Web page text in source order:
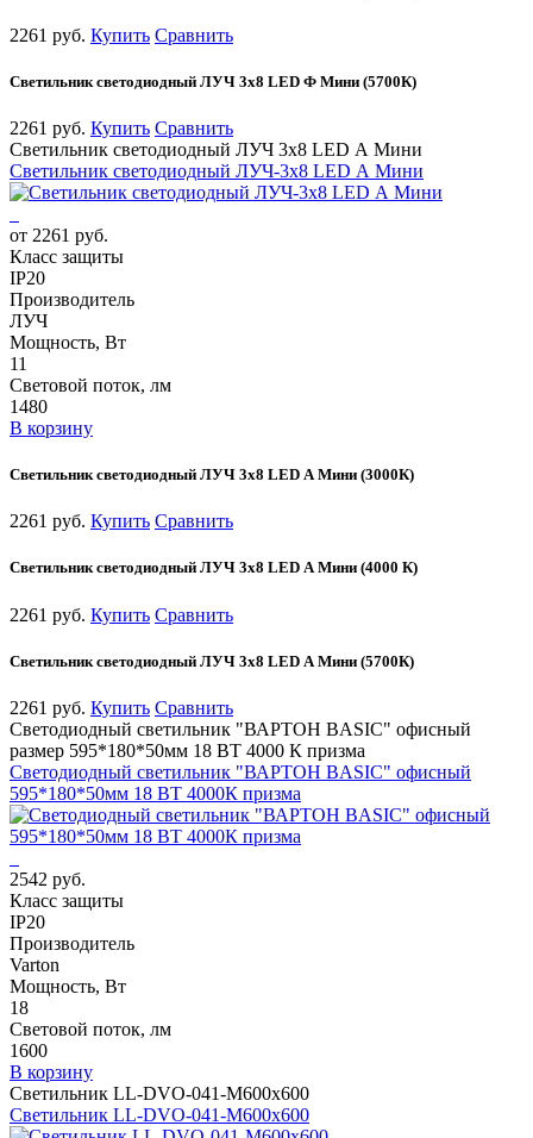
2261 руб. Купить Сравнить
Светильник светодиодный ЛУЧ 3х8 LED Ф Мини (5700К)
2261 руб. Купить Сравнить
Светильник светодиодный ЛУЧ 3х8 LED А Мини
Светильник светодиодный ЛУЧ-3х8 LED А Мини
от 2261 руб.
Класс защиты
IP20
Производитель
ЛУЧ
Мощность, Вт
11
Световой поток, лм
1480
В корзину
Светильник светодиодный ЛУЧ 3х8 LED А Мини (3000К)
2261 руб. Купить Сравнить
Светильник светодиодный ЛУЧ 3х8 LED А Мини (4000 К)
2261 руб. Купить Сравнить
Светильник светодиодный ЛУЧ 3х8 LED А Мини (5700К)
2261 руб. Купить Сравнить
Светодиодный светильник "ВАРТОН BASIC" офисный
размер 595*180*50мм 18 ВТ 4000 К призма
Светодиодный светильник "ВАРТОН BASIC" офисный
595*180*50мм 18 ВТ 4000К призма
2542 руб.
Класс защиты
IP20
Производитель
Varton
Мощность, Вт
18
Световой поток, лм
1600
В корзину
Светильник LL-DVO-041-M600x600
Светильник LL-DVO-041-M600x600